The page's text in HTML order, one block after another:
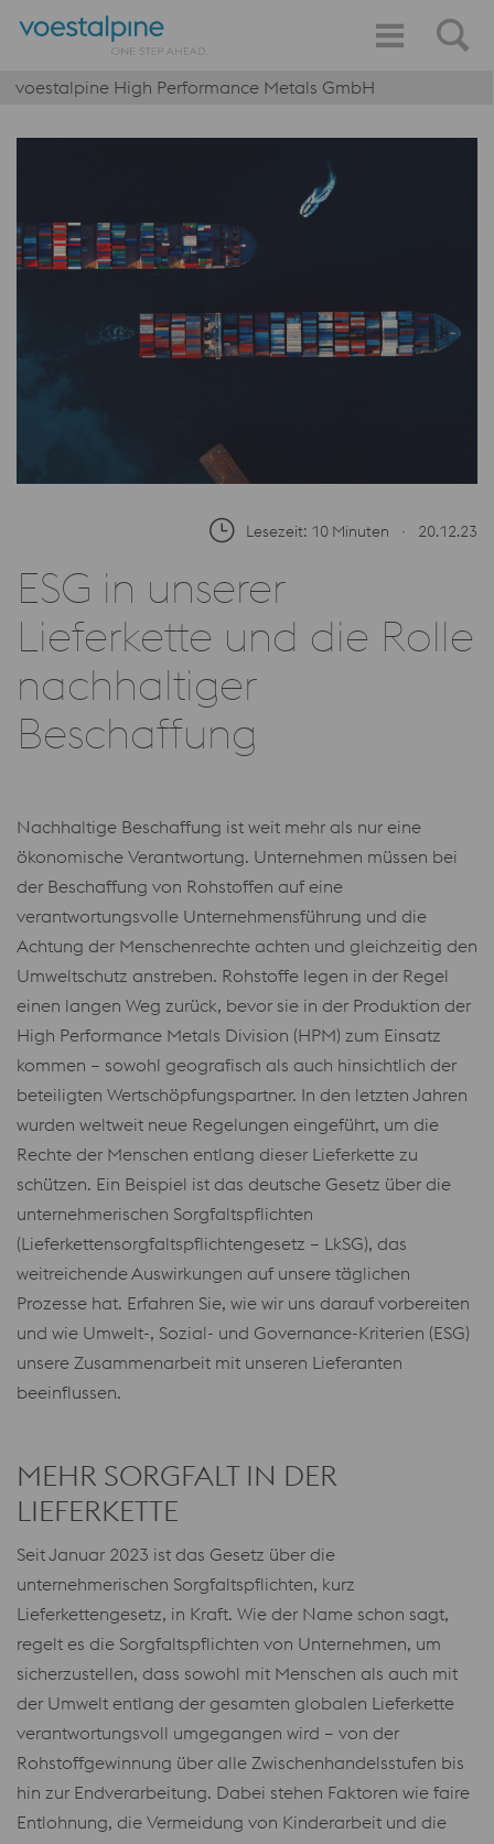
voestalpine High Performance Metals GmbH
Lesezeit: 10 Minuten ∙ 20.12.23
ESG in unserer
Lieferkette und die Rolle
nachhaltiger
Beschaffung
Nachhaltige Beschaffung ist weit mehr als nur eine
ökonomische Verantwortung. Unternehmen müssen bei
der Beschaffung von Rohstoffen auf eine
verantwortungsvolle Unternehmensführung und die
Achtung der Menschenrechte achten und gleichzeitig den
Umweltschutz anstreben. Rohstoffe legen in der Regel
einen langen Weg zurück, bevor sie in der Produktion der
High Performance Metals Division (HPM) zum Einsatz
kommen – sowohl geografisch als auch hinsichtlich der
beteiligten Wertschöpfungspartner. In den letzten Jahren
wurden weltweit neue Regelungen eingeführt, um die
Rechte der Menschen entlang dieser Lieferkette zu
schützen. Ein Beispiel ist das deutsche Gesetz über die
unternehmerischen Sorgfaltspflichten
(Lieferkettensorgfaltspflichtengesetz – LkSG), das
weitreichende Auswirkungen auf unsere täglichen
Prozesse hat. Erfahren Sie, wie wir uns darauf vorbereiten
und wie Umwelt-, Sozial- und Governance-Kriterien (ESG)
unsere Zusammenarbeit mit unseren Lieferanten
beeinflussen.
MEHR SORGFALT IN DER
LIEFERKETTE
Seit Januar 2023 ist das Gesetz über die
unternehmerischen Sorgfaltspflichten, kurz
Lieferkettengesetz, in Kraft. Wie der Name schon sagt,
regelt es die Sorgfaltspflichten von Unternehmen, um
sicherzustellen, dass sowohl mit Menschen als auch mit
der Umwelt entlang der gesamten globalen Lieferkette
verantwortungsvoll umgegangen wird – von der
Rohstoffgewinnung über alle Zwischenhandelsstufen bis
hin zur Endverarbeitung. Dabei stehen Faktoren wie faire
Entlohnung, die Vermeidung von Kinderarbeit und die